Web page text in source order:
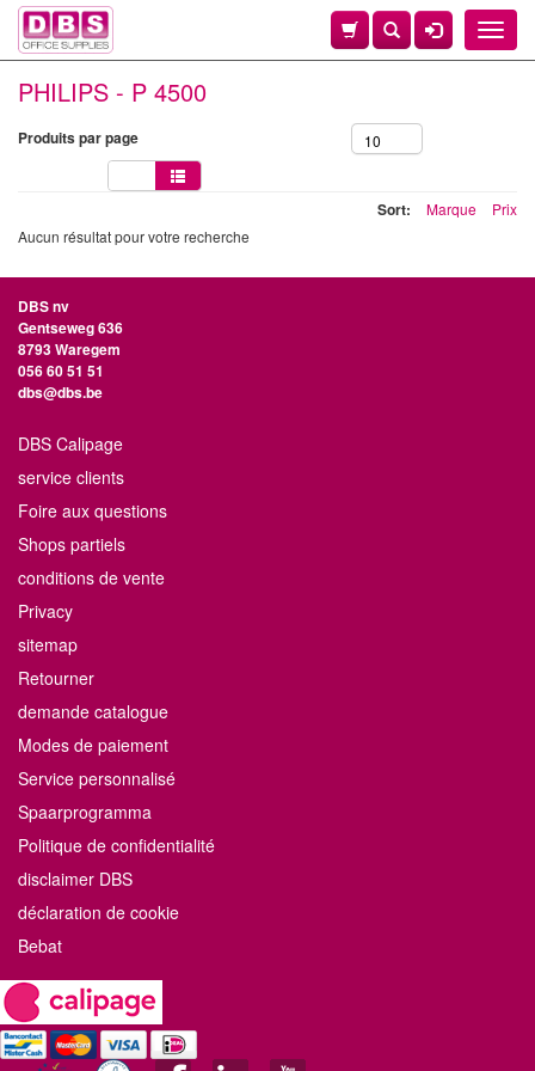
Toggle
PHILIPS - P 4500
Produits par page 10
Sort: Marque
Prix
Aucun résultat pour votre recherche
DBS nv
Gentseweg 636
8793 Waregem
056 60 51 51
dbs@dbs.be
DBS Calipage
service clients
Foire aux questions
Shops partiels
conditions de vente
Privacy
sitemap
Retourner
demande catalogue
Modes de paiement
Service personnalisé
Spaarprogramma
Politique de confidentialité
disclaimer DBS
déclaration de cookie
Bebat